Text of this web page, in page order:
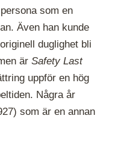
som en
Även han kunde
duglighet bli
är Safety Last
uppför en hög
Några år
som är en annan